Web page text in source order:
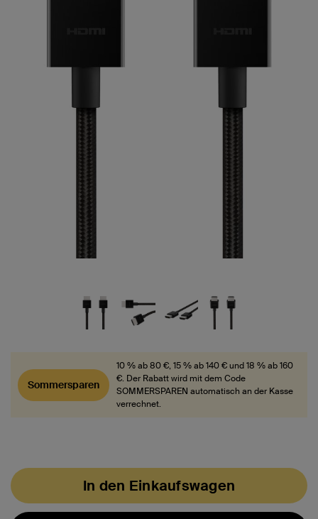
Sommersparen
10 % ab 80 €, 15 % ab 140 € und 18 % ab 160
€. Der Rabatt wird mit dem Code
SOMMERSPAREN automatisch an der Kasse
verrechnet.
In den Einkaufswagen